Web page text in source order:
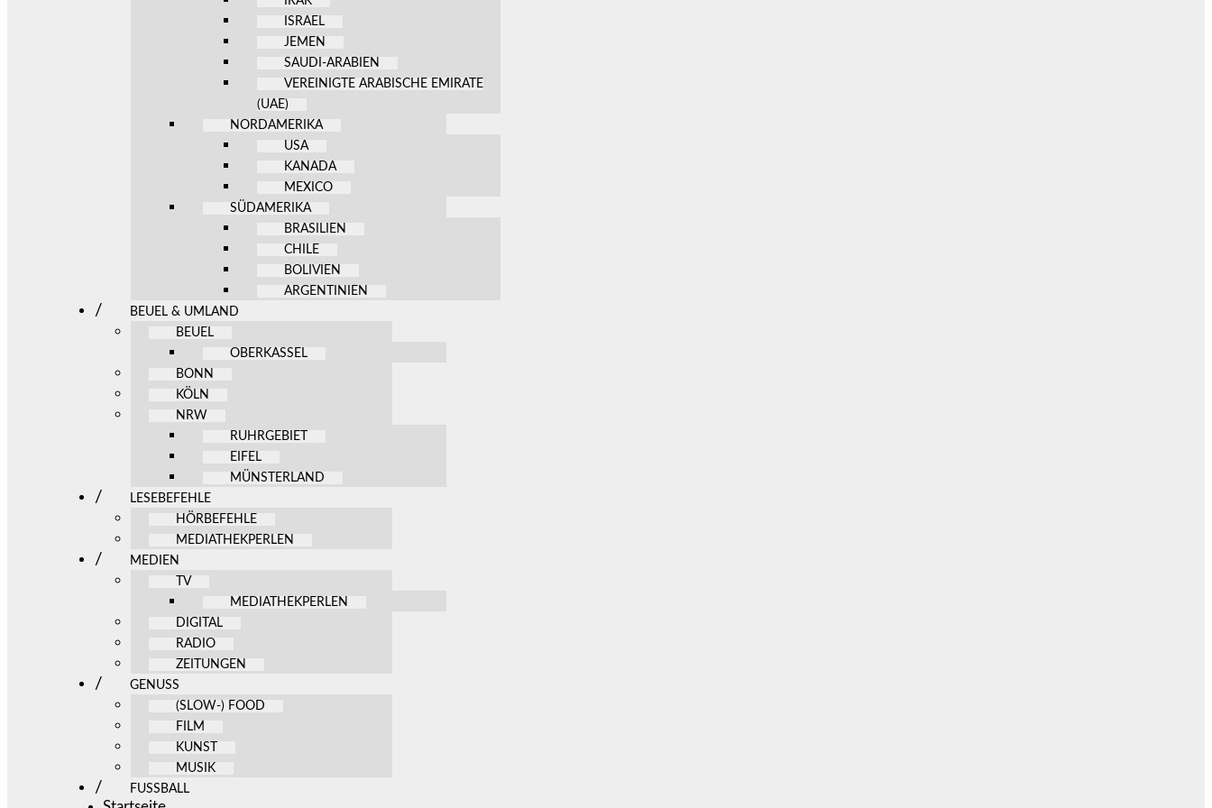
ISRAEL
JEMEN
SAUDI-ARABIEN
VEREINIGTE ARABISCHE EMIRATE
(UAE)
NORDAMERIKA
USA
KANADA
MEXICO
SÜDAMERIKA
BRASILIEN
CHILE
BOLIVIEN
ARGENTINIEN
BEUEL & UMLAND
BEUEL
OBERKASSEL
BONN
KÖLN
NRW
RUHRGEBIET
EIFEL
MÜNSTERLAND
LESEBEFEHLE
HÖRBEFEHLE
MEDIATHEKPERLEN
MEDIEN
TV
MEDIATHEKPERLEN
DIGITAL
RADIO
ZEITUNGEN
GENUSS
(SLOW-) FOOD
FILM
KUNST
MUSIK
FUSSBALL